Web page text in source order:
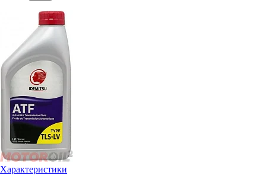
Характеристики